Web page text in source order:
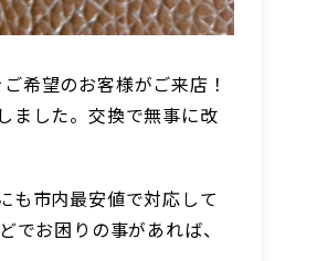
希望のお客様がご来店！
ました。交換で無事に改
も市内最安値で対応して
でお困りの事があれば、